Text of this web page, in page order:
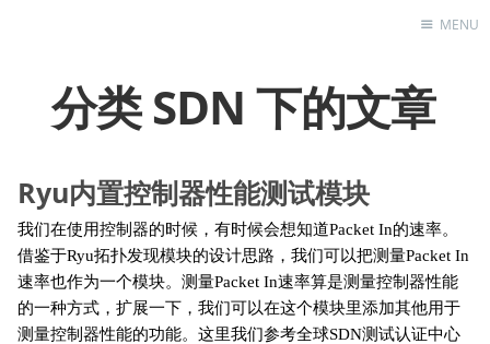
索
关
字
Index
MENU
分类 SDN 下的文章
Ryu内置控制器性能测试模块
我们在使用控制器的时候，有时候会想知道Packet In的速率。
借鉴于Ryu拓扑发现模块的设计思路，我们可以把测量Packet In
速率也作为一个模块。测量Packet In速率算是测量控制器性能
的一种方式，扩展一下，我们可以在这个模块里添加其他用于
测量控制器性能的功能。这里我们参考全球SDN测试认证中心